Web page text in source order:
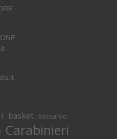
basket boccardo
Carabinieri